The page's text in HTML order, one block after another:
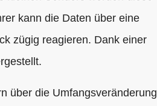
kann die Daten über eine
zügig reagieren. Dank einer
über die Umfangsveränderung